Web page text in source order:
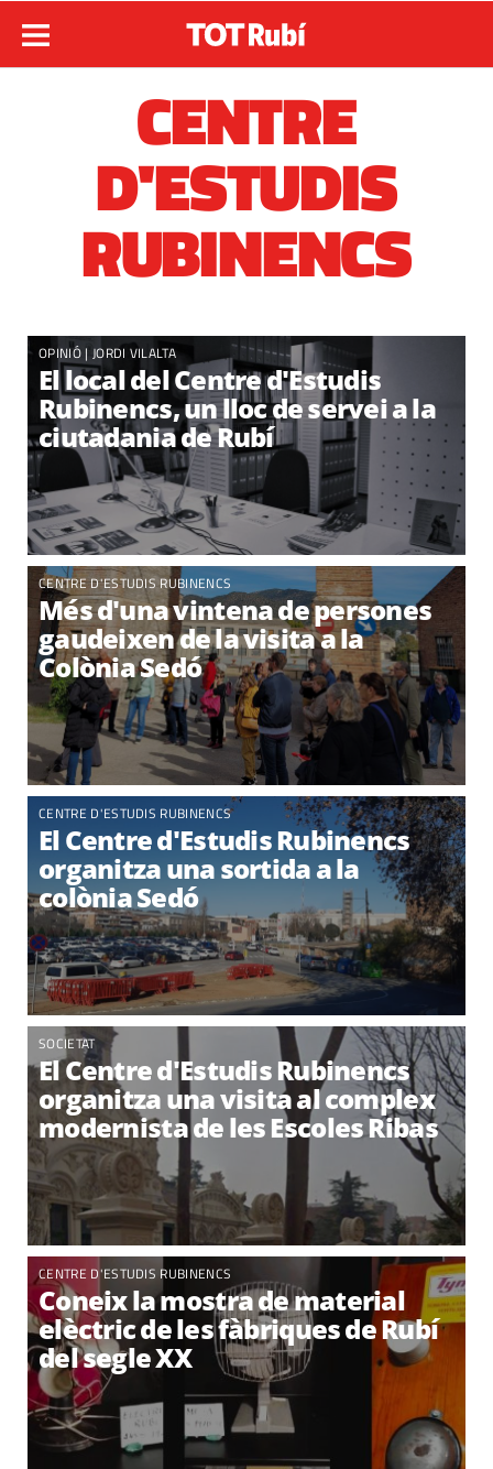
CENTRE
D'ESTUDIS
RUBINENCS
OPINIÓ | JORDI VILALTA
El local del Centre d'Estudis
Rubinencs, un lloc de servei a la
ciutadania de Rubí
CENTRE D'ESTUDIS RUBINENCS
Més d'una vintena de persones
gaudeixen de la visita a la
Colònia Sedó
CENTRE D'ESTUDIS RUBINENCS
El Centre d'Estudis Rubinencs
organitza una sortida a la
colònia Sedó
SOCIETAT
El Centre d'Estudis Rubinencs
organitza una visita al complex
modernista de les Escoles Ribas
CENTRE D'ESTUDIS RUBINENCS
Coneix la mostra de material
elèctric de les fàbriques de Rubí
del segle XX